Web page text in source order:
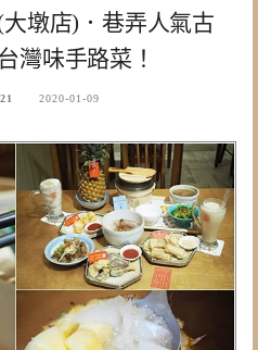
墩店)．巷弄人氣古
灣味手路菜！
2020-01-09